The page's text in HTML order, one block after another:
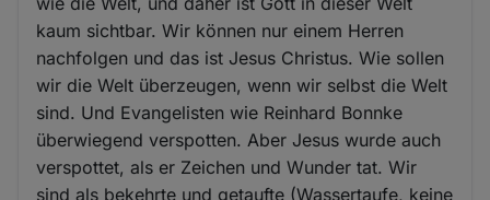
kaum sichtbar. Wir können nur einem Herren
nachfolgen und das ist Jesus Christus. Wie sollen
wir die Welt überzeugen, wenn wir selbst die Welt
sind. Und Evangelisten wie Reinhard Bonnke
überwiegend verspotten. Aber Jesus wurde auch
verspottet, als er Zeichen und Wunder tat. Wir
sind als bekehrte und getaufte (Wassertaufe, keine